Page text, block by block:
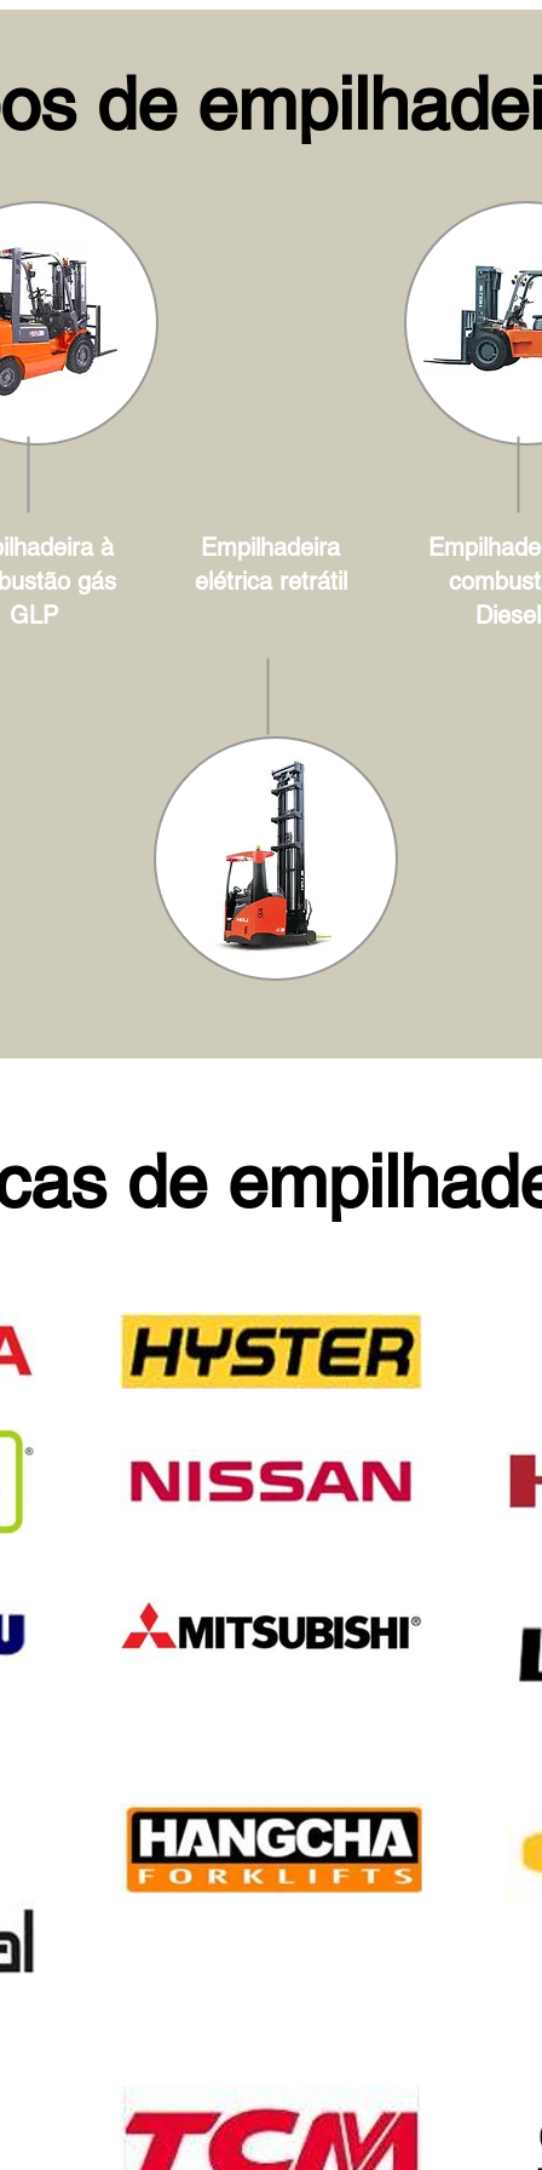
de
à
gás
GLP
Empilhadeira
elétrica retrátil
Diesel
de